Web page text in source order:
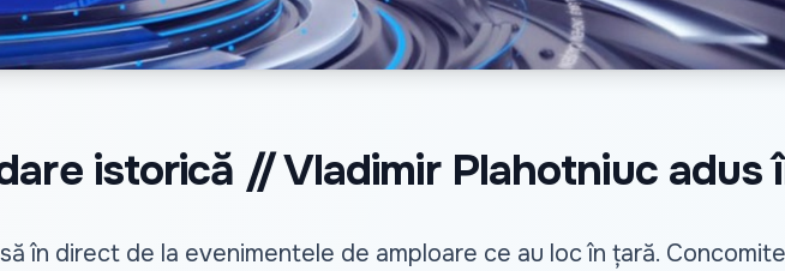
istorică // Vladimir Plahotniuc adus
în direct de la evenimentele de amploare ce au loc în țară.